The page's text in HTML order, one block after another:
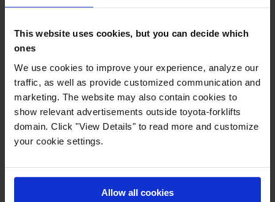
This website uses cookies, but you can decide which
ones
We use cookies to improve your experience, analyze our
traffic, as well as provide customized communication and
marketing. The website may also contain cookies to
show relevant advertisements outside toyota-forklifts
domain. Click "View Details" to read more and customize
your cookie settings.
Allow all cookies
Avec le bon type de batterie, chargée de manière optimale,
vous pouvez utiliser vos chariots à pleine capacité tout en
économisant de l'énergie et en réduisant les coûts. C'est
gagnant-gagnant.